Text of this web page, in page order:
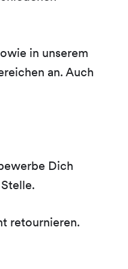
in unserem
an. Auch
Dich
retournieren.